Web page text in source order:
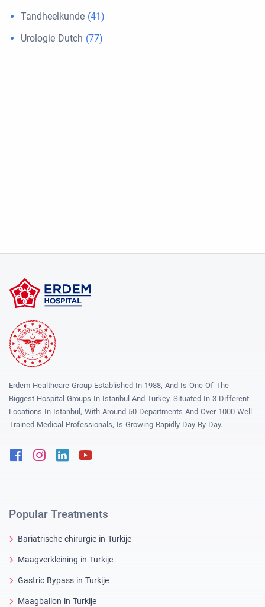
Tandheelkunde (41)
Urologie Dutch (77)
Erdem Healthcare Group Established In 1988, And Is One Of The
Biggest Hospital Groups In Istanbul And Turkey. Situated In 3 Different
Locations In Istanbul, With Around 50 Departments And Over 1000 Well
Trained Medical Professionals, Is Growing Rapidly Day By Day.
FacebookInstagram
Linkedin
Popular Treatments
Bariatrische chirurgie in Turkije
Maagverkleining in Turkije
Gastric Bypass in Turkije
Maagballon in Turkije